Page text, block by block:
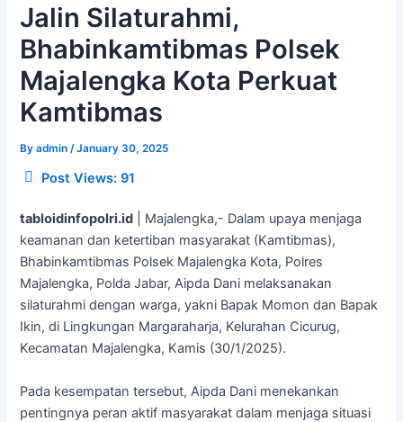
Jalin Silaturahmi,
Bhabinkamtibmas Polsek
Majalengka Kota Perkuat
Kamtibmas
Byadmin /January 30, 2025
Post Views: 91
tabloidinfopolri.id | Majalengka,- Dalam upaya menjaga
keamanan dan ketertiban masyarakat (Kamtibmas),
Bhabinkamtibmas Polsek Majalengka Kota, Polres
Majalengka, Polda Jabar, Aipda Dani melaksanakan
silaturahmi dengan warga, yakni Bapak Momon dan Bapak
Ikin, di Lingkungan Margaraharja, Kelurahan Cicurug,
Kecamatan Majalengka, Kamis (30/1/2025).
Pada kesempatan tersebut, Aipda Dani menekankan
pentingnya peran aktif masyarakat dalam menjaga situasi